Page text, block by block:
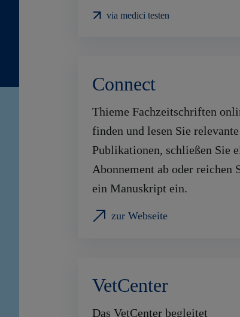
via medici testen
Connect
Thieme Fachzeitschriften
finden und lesen Sie relevante
Publikationen, schließen Sie
Abonnement ab oder reichen
ein Manuskript ein.
zur Webseite
VetCenter
Das VetCenter begleitet